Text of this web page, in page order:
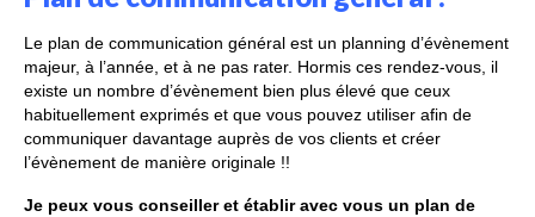
Le plan de communication général est un planning d’évènement
majeur, à l’année, et à ne pas rater. Hormis ces rendez-vous, il
existe un nombre d’évènement bien plus élevé que ceux
habituellement exprimés et que vous pouvez utiliser afin de
communiquer davantage auprès de vos clients et créer
l’évènement de manière originale !!
Je peux vous conseiller et établir avec vous un plan de